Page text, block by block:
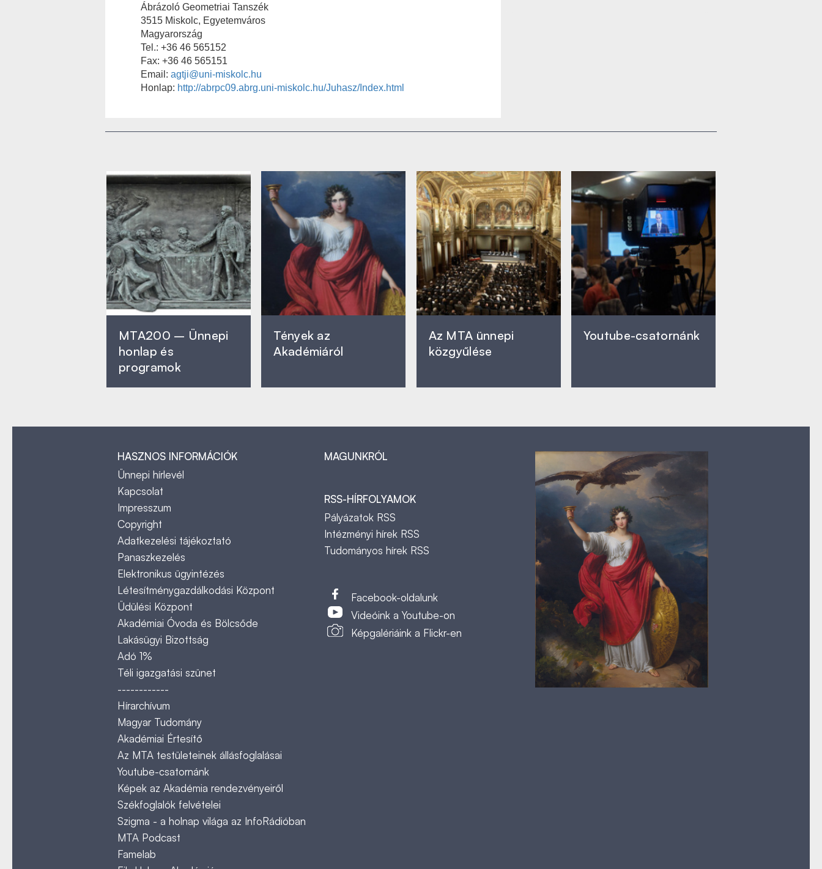
Ábrázoló Geometriai Tanszék
3515 Miskolc, Egyetemváros
Magyarország
Tel.: +36 46 565152
Fax: +36 46 565151
Email: agtji@uni-miskolc.hu
Honlap: http://abrpc09.abrg.uni-miskolc.hu/Juhasz/Index.html
MTA200 – Ünnepi
honlap és
programok
Tények az
Akadémiáról
Az MTA ünnepi
közgyűlése
Youtube-csatornánk
HASZNOS INFORMÁCIÓK
Ünnepi hírlevél
Kapcsolat
Impresszum
Copyright
Adatkezelési tájékoztató
Panaszkezelés
Elektronikus ügyintézés
Létesítménygazdálkodási Központ
Üdülési Központ
Akadémiai Óvoda és Bölcsőde
Lakásügyi Bizottság
Adó 1%
Téli igazgatási szünet
------------
Hírarchívum
Magyar Tudomány
Akadémiai Értesítő
Az MTA testületeinek állásfoglalásai
Youtube-csatornánk
Képek az Akadémia rendezvényeiről
Székfoglalók felvételei
Szigma - a holnap világa az InfoRádióban
MTA Podcast
Famelab
MAGUNKRÓL
RSS-HÍRFOLYAMOK
Pályázatok RSS
Intézményi hírek RSS
Tudományos hírek RSS
Facebook-oldalunk
Videóink a Youtube-on
Képgalériáink a Flickr-en